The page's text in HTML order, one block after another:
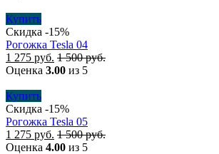
Купить
Скидка -15%
Рогожка Tesla 04
1 275 руб. 1 500руб.
Оценка 3.00 из 5
Купить
Скидка -15%
Рогожка Tesla 05
1 275 руб. 1 500руб.
Оценка 4.00 из 5